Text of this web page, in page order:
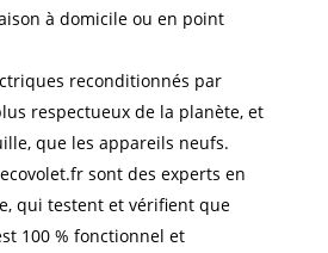
à domicile ou en point
reconditionnés par
respectueux de la planète, et
que les appareils neufs.
sont des experts en
qui testent et vérifient que
100 % fonctionnel et